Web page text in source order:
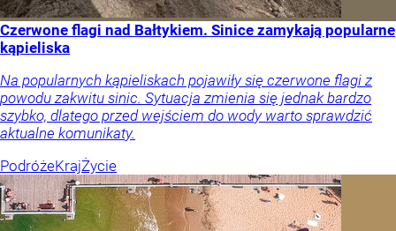
Czerwone flagi nad Bałtykiem. Sinice zamykają popularne
kąpieliska
Na popularnych kąpieliskach pojawiły się czerwone flagi z
powodu zakwitu sinic. Sytuacja zmienia się jednak bardzo
szybko, dlatego przed wejściem do wody warto sprawdzić
aktualne komunikaty.
PodróżeKrajŻycie